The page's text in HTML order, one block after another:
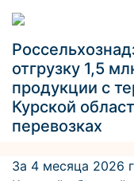
отгрузку 1,5
продукции с
Курской
перевозках
За 4 месяца 2026